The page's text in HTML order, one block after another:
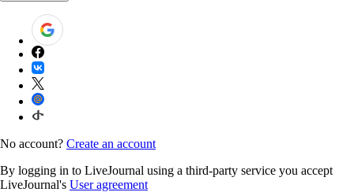
No account? Create an account
By logging in to LiveJournal using a third-party service you accept
LiveJournal's User agreement